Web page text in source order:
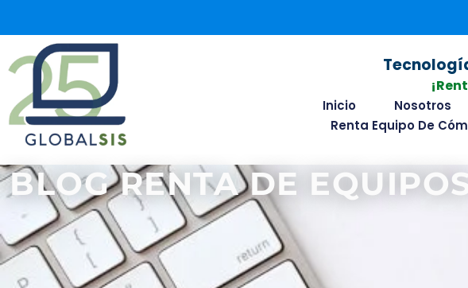
Inicio Nosotros
Renta Equipo De
BLOG RENTA DE